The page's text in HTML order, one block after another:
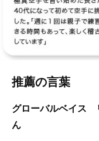
推薦の言葉
グローバルベイス
ん